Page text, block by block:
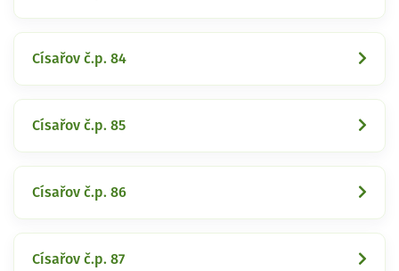
Císařov č.p. 84
Císařov č.p. 85
Císařov č.p. 86
Císařov č.p. 87